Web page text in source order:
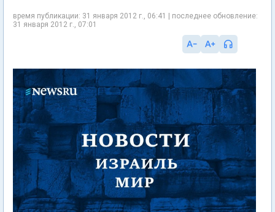
время публикации: 31 января 2012 г., 06:41 | последнее обновление:
31 января 2012 г., 07:01